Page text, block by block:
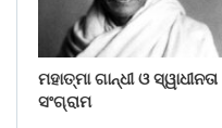
ମହାତ୍ମା ଗାନ୍ଧୀ ଓ ସ୍ୱାଧୀନତା
ସଂଗ୍ରାମ